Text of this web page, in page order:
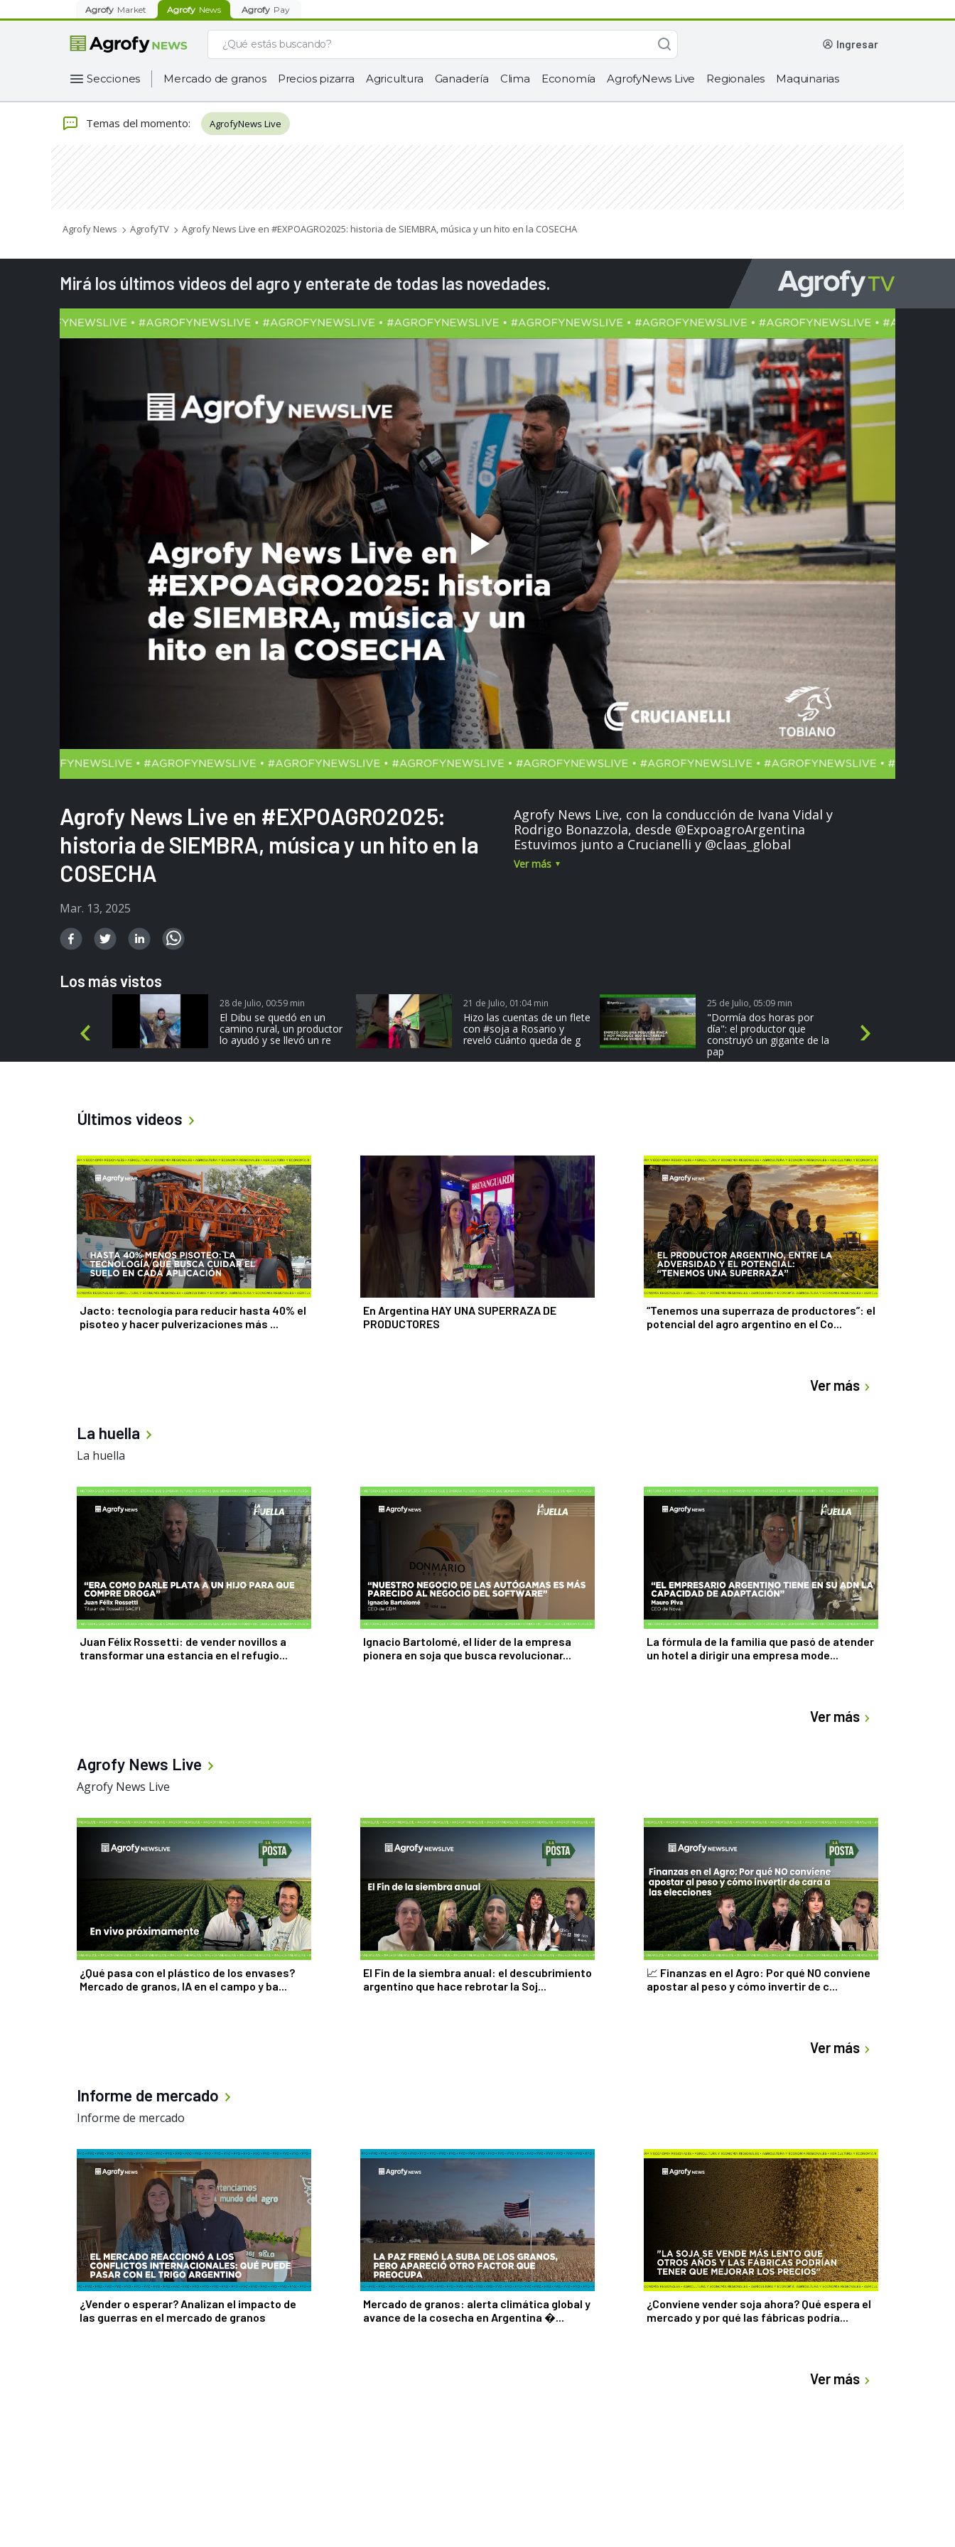
Agrofy Market Agrofy News Agrofy Pay
ingresar
Secciones Mercado de granos Precios pizarra Agricultura Ganadería Clima Economía AgrofyNews Live Regionales Maquinarias
Temas del momento: AgrofyNews Live
Agrofy News AgrofyTV Agrofy News Live en #EXPOAGRO2025: historia de SIEMBRA, música y un hito en la COSECHA
Mirá los últimos videos del agro y enterate de todas las novedades.
Agrofy News Live en #EXPOAGRO2025:
historia de SIEMBRA, música y un hito en la
COSECHA
Mar. 13, 2025
Agrofy News Live, con la conducción de Ivana Vidal y
Rodrigo Bonazzola, desde @ExpoagroArgentina
Estuvimos junto a Crucianelli y @claas_global
Ver más
Los más vistos
P
e
o
u
28 de Julio, 00:59 min
El Dibu se quedó en un
camino rural, un productor
lo ayudó y se llevó un re
21 de Julio, 01:04 min
Hizo las cuentas de un flete
con #soja a Rosario y
reveló cuánto queda de g
25 de Julio, 05:09 min
"Dormía dos horas por
día": el productor que
construyó un gigante de la
pap
N
x
Últimos videos
Jacto: tecnología para reducir hasta 40% el
pisoteo y hacer pulverizaciones más ...
En Argentina HAY UNA SUPERRAZA DE
PRODUCTORES
“Tenemos una superraza de productores”: el
potencial del agro argentino en el Co...
Ver más
La huella
La huella
Juan Félix Rossetti: de vender novillos a
transformar una estancia en el refugio...
Ignacio Bartolomé, el líder de la empresa
pionera en soja que busca revolucionar...
La fórmula de la familia que pasó de atender
un hotel a dirigir una empresa mode...
Ver más
Agrofy News Live
Agrofy News Live
¿Qué pasa con el plástico de los envases?
Mercado de granos, IA en el campo y ba...
El Fin de la siembra anual: el descubrimiento
argentino que hace rebrotar la Soj...
📈 Finanzas en el Agro: Por qué NO conviene
apostar al peso y cómo invertir de c...
Ver más
Informe de mercado
Informe de mercado
¿Vender o esperar? Analizan el impacto de
las guerras en el mercado de granos
Mercado de granos: alerta climática global y
avance de la cosecha en Argentina ...
¿Conviene vender soja ahora? Qué espera el
mercado y por qué las fábricas podría...
Ver más